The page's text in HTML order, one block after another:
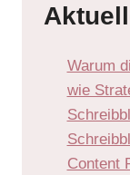
Warum
wie
Content